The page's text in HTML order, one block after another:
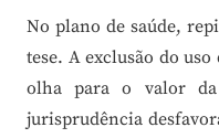
No plano de saúde,
tese. A exclusão do
olha para o valor da
jurisprudência